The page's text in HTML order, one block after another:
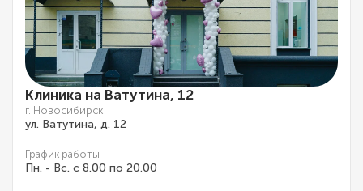
Клиника на Ватутина, 12
г. Новосибирск
ул. Ватутина, д. 12
График работы
Пн. - Вс. с 8.00 по 20.00